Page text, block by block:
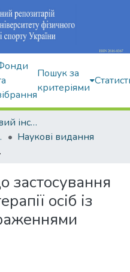
Пошук за
критеріями
Навчально-науковий інститут здоров'я, реабілітації та фізичного виховання
Наукові видання
кінцівки
застосування
осіб із